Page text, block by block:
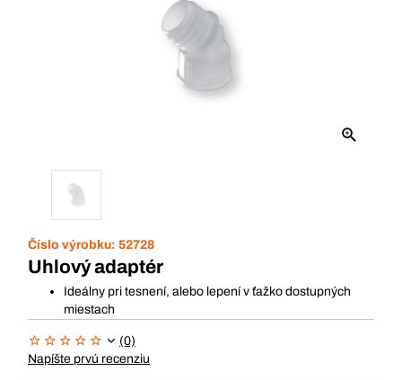
Číslo výrobku: 52728
Uhlový adaptér
Ideálny pri tesnení, alebo lepení v ťažko dostupných
miestach
(0)
Napíšte prvú recenziu